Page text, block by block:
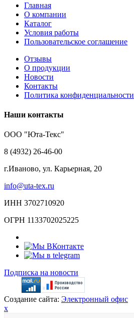
Главная
О компании
Каталог
Условия работы
Пользовательское соглашение
Отзывы
О продукции
Новости
Контакты
Политика конфиденциальности
Наши контакты
ООО "Юта-Текс"
8 (4932) 26-46-00
г.Иваново, ул. Карьерная, 20
info@uta-tex.ru
ИНН 3702710920
ОГРН 1133702025225
Подписка на новости
Создание сайта: Электронный офис
x